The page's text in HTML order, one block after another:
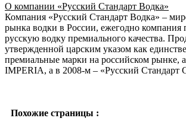
О компании «Русский Стандарт Водка»
Компания «Русский Стандарт Водка» –
рынка водки в России, ежегодно
русскую водку премиального качества.
утвержденной царским указом как
премиальные марки на российском рынке,
IMPERIA, а в 2008-м – «Русский Стандарт
Похожие страницы :